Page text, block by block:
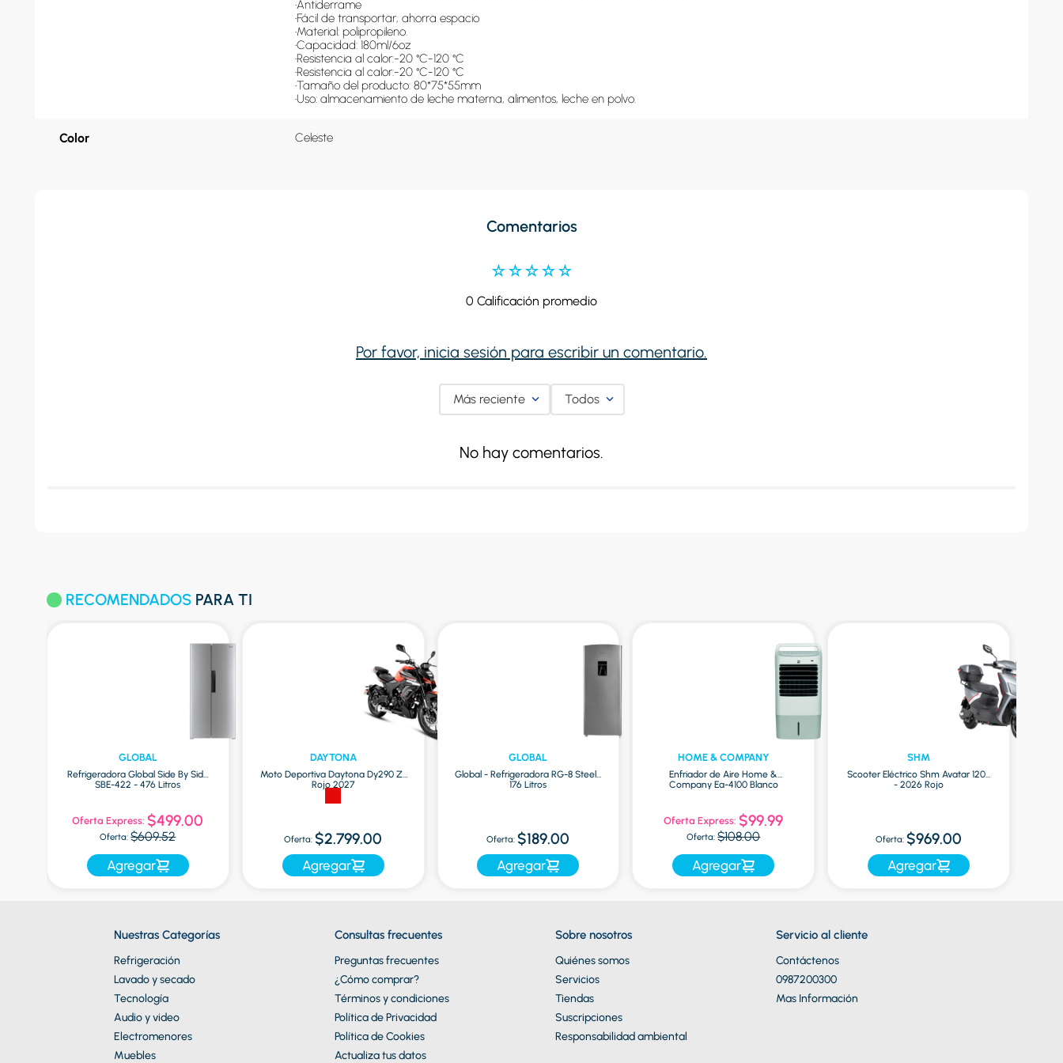
•Antiderrame
•Fácil de transportar, ahorra espacio
•Material: polipropileno.
•Capacidad: 180ml/6oz
•Resistencia al calor:-20 °C-120 °C
•Resistencia al calor:-20 °C-120 °C
•Tamaño del producto: 80*75*55mm
•Uso: almacenamiento de leche materna, alimentos, leche en polvo.
Color Celeste
Comentarios
☆☆☆☆☆
0 Calificación promedio
Por favor, inicia sesión para escribir un comentario.
Más reciente Todos
No hay comentarios.
RECOMENDADOS PARA TI
GLOBAL
Refrigeradora Global Side By Side
SBE-422 - 476 Litros
Oferta Express: $499.00
Oferta: $609.52
Agregar
DAYTONA
Moto Deportiva Daytona Dy290 Zr
Rojo 2027
Oferta: $2.799.00
Agregar
GLOBAL
Global - Refrigeradora RG-8 Steel |
176 Litros
Oferta: $189.00
Agregar
HOME & COMPANY
Enfriador de Aire Home &
Company Ea-4100 Blanco
Oferta Express: $99.99
Oferta: $108.00
Agregar
SHM
Scooter Eléctrico Shm Avatar 1200
- 2026 Rojo
Oferta: $969.00
Agregar
Nuestras Categorías
Refrigeración
Lavado y secado
Tecnología
Audio y video
Electromenores
Muebles
Consultas frecuentes
Preguntas frecuentes
¿Cómo comprar?
Términos y condiciones
Política de Privacidad
Política de Cookies
Actualiza tus datos
Sobre nosotros
Quiénes somos
Servicios
Tiendas
Suscripciones
Responsabilidad ambiental
Servicio al cliente
Contáctenos
0987200300
Mas Información